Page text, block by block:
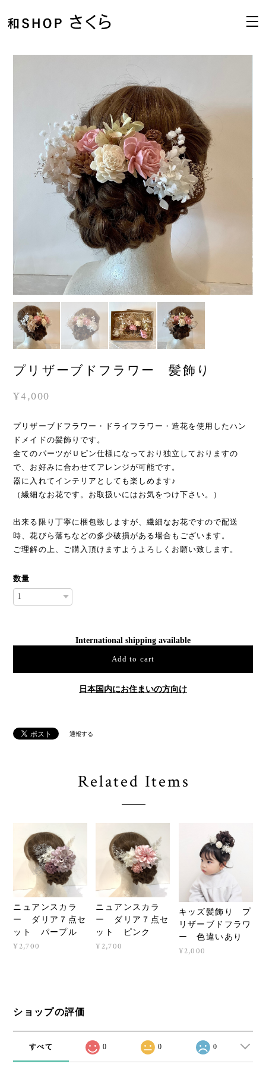
プリザーブドフラワー 髪飾り
¥4,000
プリザーブドフラワー・ドライフラワー・造花を使用したハン
ドメイドの髪飾りです。
全てのパーツがＵピン仕様になっており独立しておりますの
で、お好みに合わせてアレンジが可能です。
器に入れてインテリアとしても楽しめます♪
（繊細なお花です。お取扱いにはお気をつけ下さい。）
出来る限り丁寧に梱包致しますが、繊細なお花ですので配送
時、花びら落ちなどの多少破損がある場合もございます。
ご理解の上、ご購入頂けますようよろしくお願い致します。
数量
International shipping available
Add to cart
日本国内にお住まいの方向け
通報する
Related Items
ニュアンスカラ
ー ダリア７点セ
ット パープル
¥2,700
ニュアンスカラ
ー ダリア７点セ
ット ピンク
¥2,700
キッズ髪飾り プ
リザーブドフラワ
ー 色違いあり
¥2,000
ショップの評価
すべて 0 0 0